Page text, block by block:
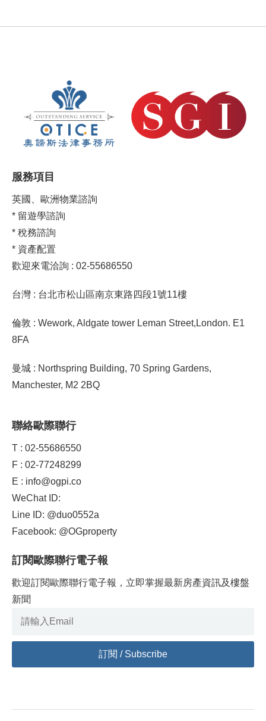
服務項目
英國、歐洲物業諮詢
* 留遊學諮詢
* 稅務諮詢
* 資產配置
歡迎來電洽詢 : 02-55686550
台灣 : 台北市松山區南京東路四段1號11樓
倫敦 : Wework, Aldgate tower Leman Street,London. E1
8FA
曼城 : Northspring Building, 70 Spring Gardens,
Manchester, M2 2BQ
聯絡歐際聯行
T : 02-55686550
F : 02-77248299
E : info@ogpi.co
WeChat ID:
Line ID: @duo0552a
Facebook: @OGproperty
訂閱歐際聯行電子報
歡迎訂閱歐際聯行電子報，立即掌握最新房產資訊及樓盤
新聞